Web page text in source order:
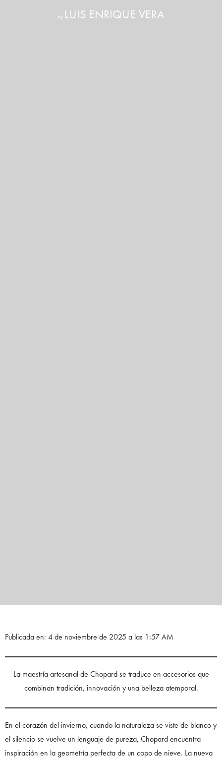
by LUIS ENRIQUE VERA
Publicada en: 4 de noviembre de 2025 a las 1:57 AM
La maestría artesanal de Chopard se traduce en accesorios que
combinan tradición, innovación y una belleza atemporal.
En el corazón del invierno, cuando la naturaleza se viste de blanco y
el silencio se vuelve un lenguaje de pureza, Chopard encuentra
inspiración en la geometría perfecta de un copo de nieve. La nueva